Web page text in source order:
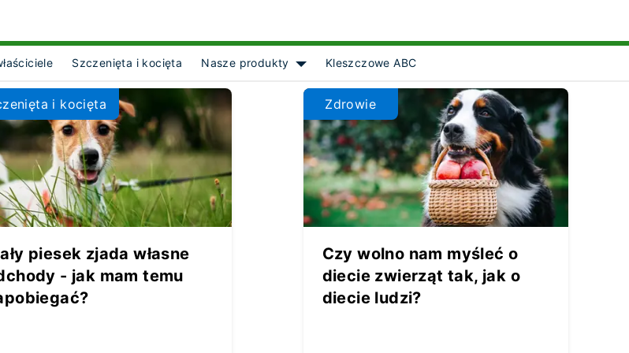
Szczenięta i kocięta
Nasze produkty
Kleszczowe ABC
i kocięta
piesek zjada własne
- jak mam temu
Zdrowie
Czy wolno nam myśleć o
diecie zwierząt tak, jak o
diecie ludzi?